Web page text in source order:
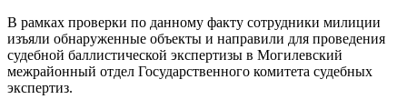
В рамках проверки по данному факту сотрудники милиции
изъяли обнаруженные объекты и направили для проведения
судебной баллистической экспертизы в Могилевский
межрайонный отдел Государственного комитета судебных
экспертиз.